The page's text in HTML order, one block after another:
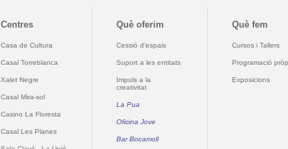
Centres
Casa de Cultura
Casal Torreblanca
Xalet Negre
Casal Mira-sol
Casino La Floresta
Casal Les Planes
Què oferim
Cessió d'espais
Suport a les entitats
Impuls a la
creativitat
La Pua
Oficina Jove
Bar Bocamoll
Què fem
Cursos i Tallers
Programació
Exposicions